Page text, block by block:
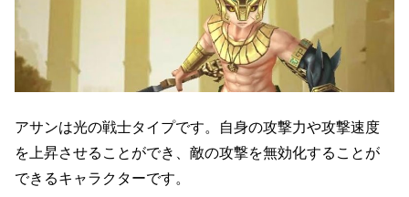
アサンは光の戦士タイプです。自身の攻撃力や攻撃速度
を上昇させることができ、敵の攻撃を無効化することが
できるキャラクターです。